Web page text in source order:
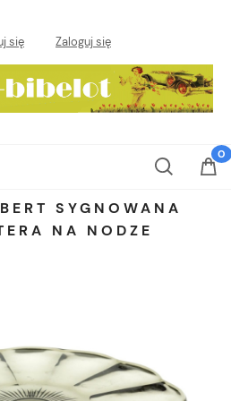
się Zaloguj się
SYGNOWANA
NA NODZE